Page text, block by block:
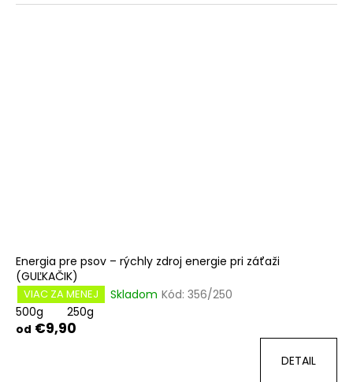
Energia pre psov – rýchly zdroj energie pri záťaži
(GUĽKAČIK)
VIAC ZA MENEJ Skladom Kód: 356/250
500g
250g
od €9,90
DETAIL